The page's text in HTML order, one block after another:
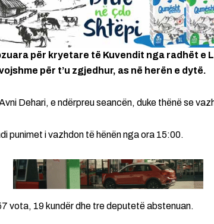
për kryetare të Kuvendit nga radhët e
për t’u zgjedhur, as në herën e dytë.
Dehari, e ndërpreu seancën, duke thënë se
punimet i vazhdon të hënën nga ora 15:00.
vota, 19 kundër dhe tre deputetë abstenuan.